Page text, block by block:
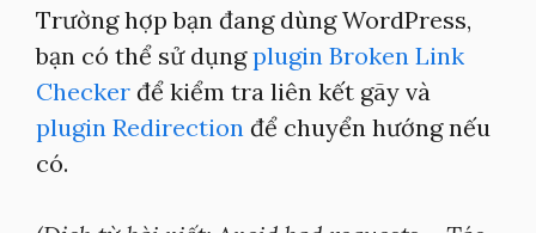
Trường hợp bạn đang dùng WordPress,
bạn có thể sử dụngplugin Broken Link
Checker để kiểm tra liên kết gãy và
plugin Redirection để chuyển hướng nếu
có.